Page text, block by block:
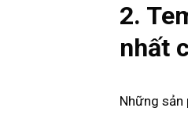
2.
nhất
Những